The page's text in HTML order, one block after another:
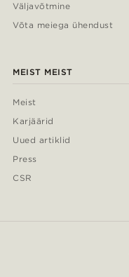
Väljavõtmine
Võta meiega ühendust
MEIST MEIST
Meist
Karjäärid
Uued artiklid
Press
CSR